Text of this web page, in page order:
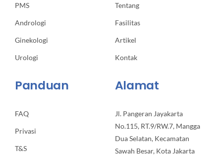
PMS
Andrologi
Ginekologi
Urologi
Tentang
Fasilitas
Artikel
Kontak
Panduan
FAQ
Privasi
T&S
Alamat
Jl. Pangeran Jayakarta
No.115, RT.9/RW.7, Mangga
Dua Selatan, Kecamatan
Sawah Besar, Kota Jakarta